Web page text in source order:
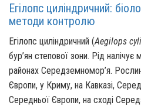
Егілопс циліндричний:
методи контролю
Егілопс циліндричний (Aegilops
бур’ян степової зони. Рід
районах Середземномор’я.
Європи, у Криму, на Кавказі,
Середньої Європи, на сході